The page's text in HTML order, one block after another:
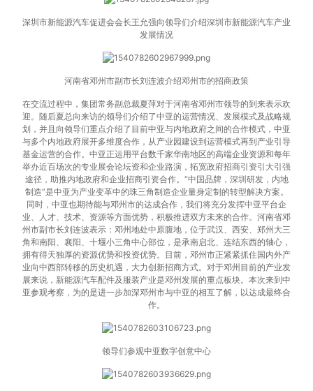
深圳市新能源汽车促进会会长王允强向领导们介绍深圳市新能源汽车产业
发展情况
河南省邓州市副市长刘连波介绍邓州市的招商政策
在交流过程中，集团常务副总裁夏萍对于河南省邓州市领导的到来表示欢
迎。随后夏总向来访的领导们介绍了中亚的运营情况、发展模式及战略规
划，并且向领导们重点介绍了目前中亚与内地政府之间的合作模式，中亚
与多个内地政府展开多维度合作，从产业园建设到运营模式再到产业引导
基金运营的合作。中亚正运用平台数千家华南地区的高端企业资源和每年
举办近百场次的专业展会论坛资和企业路演，拓宽政府招商引资引大引强
途径，助推内地政府和企业招商引资合作。“中国品牌，深圳研发，内地
制造”是中亚为产业变革中的珠三角制造企业量身定制的转型解决方案。
同时，中亚也期待能与邓州市的达成合作，我们将充分发挥中亚平台企
业、人才、技术、资源等方面优势，积极推进双方未来的合作。河南省邓
州市副市长刘连波表示：邓州地处中原腹地，位于武汉、西安、郑州大三
角和南阳、襄阳、十堰小三角中心部位，是承南启北、连结东西的轴心，
拥有得天独厚的资源优势和投资优势。目前，邓州市正紧紧抓住国内外产
业向中西部转移的历史机遇，大力创新招商方式。对于邓州目前的产业发
展来说，新能源汽车配件及服装产业是邓州发展的重点板块。本次来到中
亚参观考察，为的是进一步加深邓州市与中亚的相互了解，以达成最终合
作。
领导们参观中亚数字创意中心